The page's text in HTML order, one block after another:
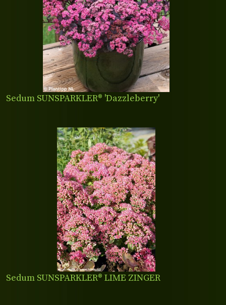
Sedum SUNSPARKLER® 'Dazzleberry'
Sedum SUNSPARKLER® LIME ZINGER